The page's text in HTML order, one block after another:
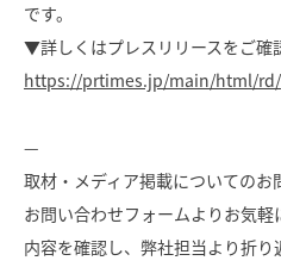
です。
▼詳しくはプレスリリースをご確
https://prtimes.jp/main/html/rd/
—
取材・メディア掲載についてのお
お問い合わせフォームよりお気軽
内容を確認し、弊社担当より折